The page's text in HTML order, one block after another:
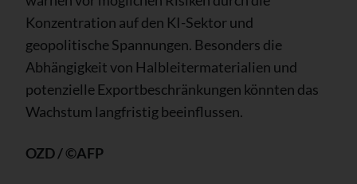
Konzentration auf den KI-Sektor und
geopolitische Spannungen. Besonders die
Abhängigkeit von Halbleitermaterialien und
potenzielle Exportbeschränkungen könnten das
Wachstum langfristig beeinflussen.
OZD / ©AFP